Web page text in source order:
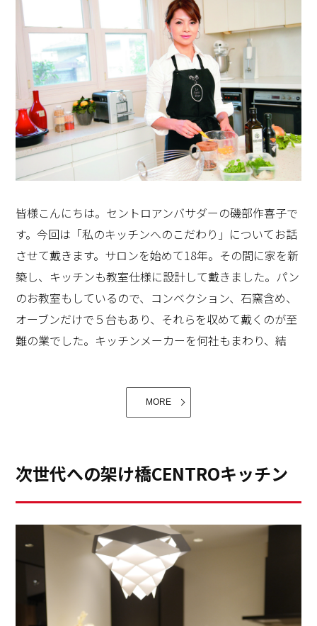
皆様こんにちは。セントロアンバサダーの磯部作喜子で
す。今回は「私のキッチンへのこだわり」についてお話
させて戴きます。サロンを始めて18年。その間に家を新
築し、キッチンも教室仕様に設計して戴きました。パン
のお教室もしているので、コンベクション、石窯含め、
オーブンだけで５台もあり、それらを収めて戴くのが至
難の業でした。キッチンメーカーを何社もまわり、結
なメーカーにたどり着きました。キッチンの形はアイラ
ンドの作業台＋Ｌ型キッチン。生徒さんがパンを作った
ごとに新しく購入することも多く、到底こちらには収ま
れ、最新のキッチンを拝見し、細部にわたって学ぶにつ
れ、やはり、時代や家族の変遷に応じて、キッチンも新
しくしたいなあ、と思うようになりました。現在のキッ
チンは白ですが、セントロのブラックの「セラミックワ
ークトップとクラフツマンシンク」でモダンなキッチン
MORE
次世代への架け橋CENTROキッチン